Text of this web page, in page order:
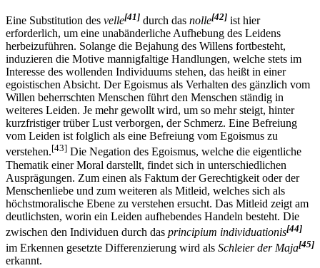
Eine Substitution des velle[41] durch das nolle[42] ist hier
erforderlich, um eine unabänderliche Aufhebung des Leidens
herbeizuführen. Solange die Bejahung des Willens fortbesteht,
induzieren die Motive mannigfaltige Handlungen, welche stets im
Interesse des wollenden Individuums stehen, das heißt in einer
egoistischen Absicht. Der Egoismus als Verhalten des gänzlich vom
Willen beherrschten Menschen führt den Menschen ständig in
weiteres Leiden. Je mehr gewollt wird, um so mehr steigt, hinter
kurzfristiger trüber Lust verborgen, der Schmerz. Eine Befreiung
vom Leiden ist folglich als eine Befreiung vom Egoismus zu
verstehen.[43] Die Negation des Egoismus, welche die eigentliche
Thematik einer Moral darstellt, findet sich in unterschiedlichen
Ausprägungen. Zum einen als Faktum der Gerechtigkeit oder der
Menschenliebe und zum weiteren als Mitleid, welches sich als
höchstmoralische Ebene zu verstehen ersucht. Das Mitleid zeigt am
deutlichsten, worin ein Leiden aufhebendes Handeln besteht. Die
zwischen den Individuen durch das principium individuationis[44]
im Erkennen gesetzte Differenzierung wird als Schleier der Maja[45]
erkannt.